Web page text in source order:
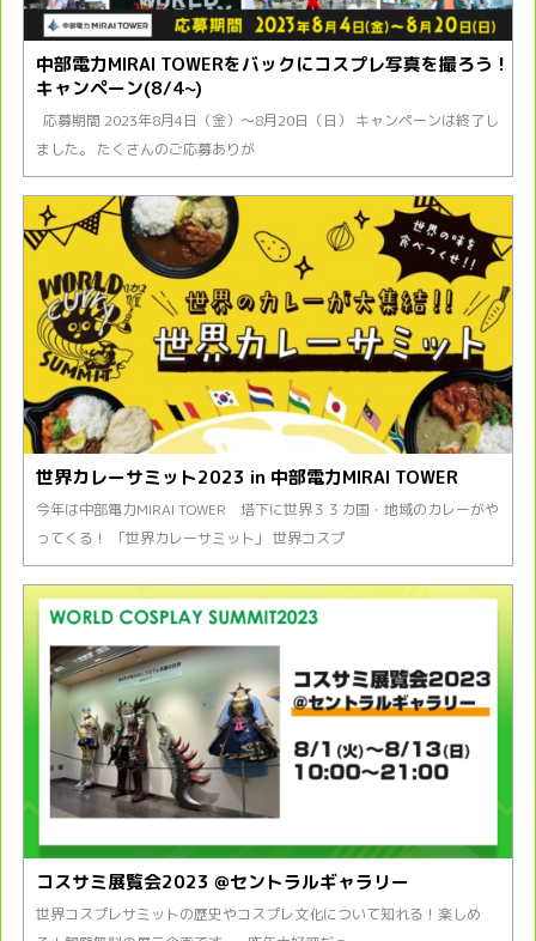
中部電力MIRAI TOWERをバックにコスプレ写真を撮ろう！
キャンペーン(8/4~)
応募期間 2023年8月4日（金）～8月20日（日） キャンペーンは終了し
ました。 たくさんのご応募ありが
世界カレーサミット2023 in 中部電力MIRAI TOWER
今年は中部電力MIRAI TOWER 塔下に世界３３カ国・地域のカレーがや
ってくる！ 「世界カレーサミット」 世界コスプ
コスサミ展覧会2023 @セントラルギャラリー
世界コスプレサミットの歴史やコスプレ文化について知れる！楽しめ